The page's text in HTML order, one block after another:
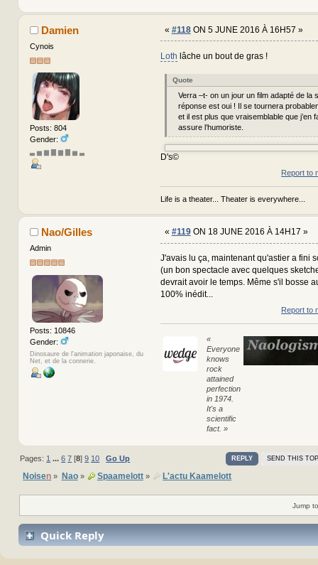
Damien
Cynois
Posts: 804
Gender:
▃ ▅ ▆ ▇ ▆ ▇ ▅ ▃
« #118ON 5 JUNE 2016 À 16H57 »
Loth lâche un bout de gras !
Quote
Verra –t- on un jour un film adapté de la
réponse est oui ! Il se tournera
et il est plus que vraisemblable que j’en
assure l’humoriste.
D's©
Report to
Life is a theater... Theater is everywhere...
Nao/Gilles
Admin
Posts: 10846
Gender:
Dinosaure de l'animation japonaise, du
Net, et de la connerie.
« #119ON 18 JUNE 2016 À 14H17 »
J'avais lu ça, maintenant qu'astier a fini
(un bon spectacle avec quelques
devrait avoir le temps. Même s'il bosse
100% inédit...
Report to
«
Everyone
knows
rock
attained
perfection
in 1974.
It's a
scientific
fact. »
REPLY SEND THIS
Pages: 1 ...6 7 [8]9 10 Go Up
Noisen » Nao» Spaamelott» L'actu Kaamelott
Jump
Quick Reply